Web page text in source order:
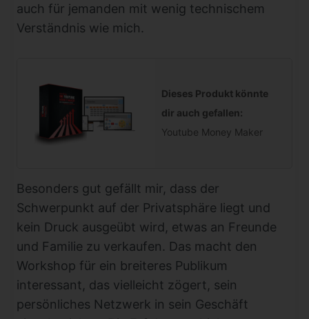
auch für jemanden mit wenig technischem
Verständnis wie mich.
Dieses Produkt könnte
dir auch gefallen:
Youtube Money Maker
Besonders gut gefällt mir, dass der
Schwerpunkt auf der Privatsphäre liegt und
kein Druck ausgeübt wird, etwas an Freunde
und Familie zu verkaufen. Das macht den
Workshop für ein breiteres Publikum
interessant, das vielleicht zögert, sein
persönliches Netzwerk in sein Geschäft